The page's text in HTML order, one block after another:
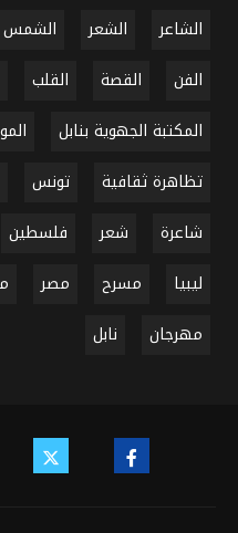
الشاعر
الشعر الشمس
الفن
القصة القلب
المكتبة الجهوية بنابل
تظاهرة ثقافية
تونس
شاعرة
شعر فلسطين
ليبيا
مسرح مصر
مهرجان
نابل